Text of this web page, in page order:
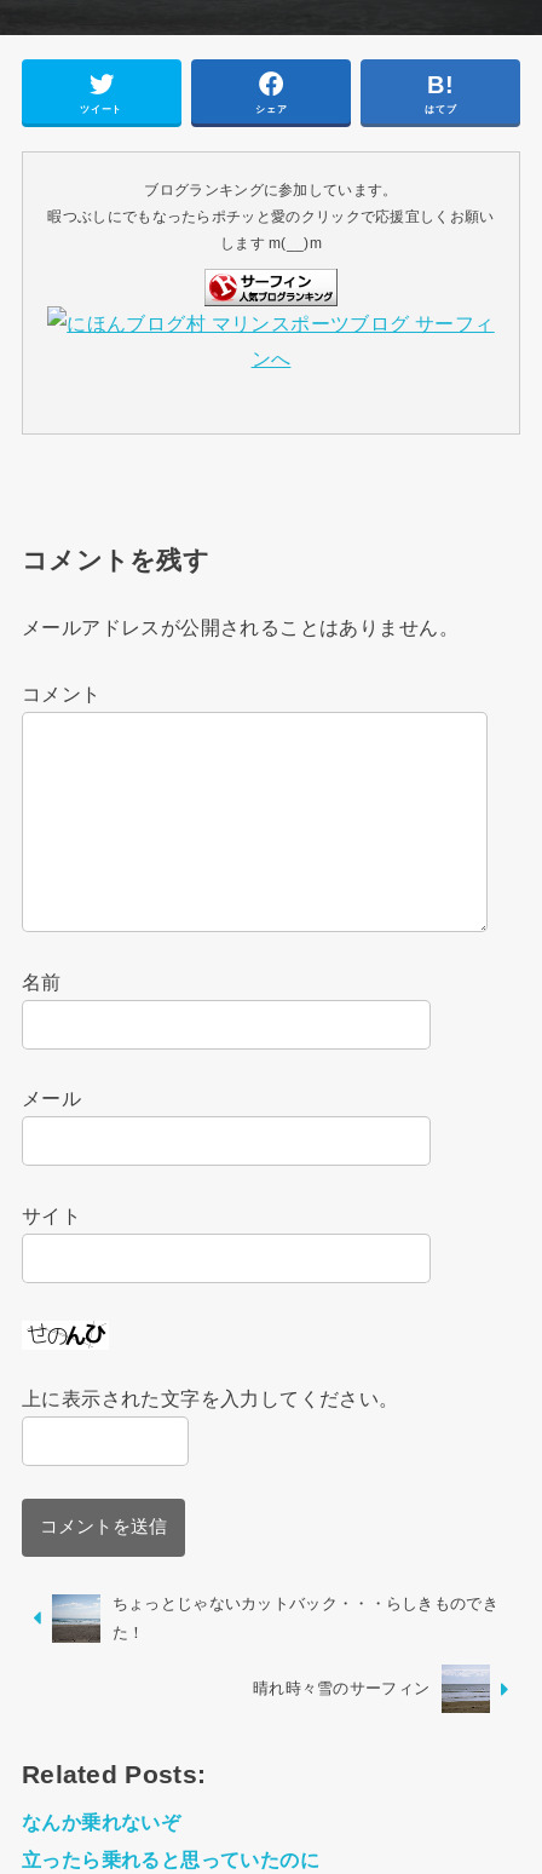
ツイート シェア はてブ
ブログランキングに参加しています。
暇つぶしにでもなったらポチッと愛のクリックで応援宜しくお願い
します m(__)m
コメントを残す
メールアドレスが公開されることはありません。
コメント
名前
メール
サイト
上に表示された文字を入力してください。
ちょっとじゃないカットバック・・・らしきものでき
た！
晴れ時々雪のサーフィン
Related Posts:
なんか乗れないぞ
立ったら乗れると思っていたのに